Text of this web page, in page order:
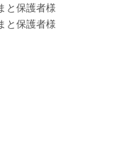
保護者様
保護者様